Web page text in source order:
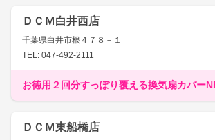
ＤＣＭ白井西店
千葉県白井市根４７８－１
TEL: 047-492-2111
お徳用２回分すっぽり覆える換気扇カバー
ＤＣＭ東船橋店